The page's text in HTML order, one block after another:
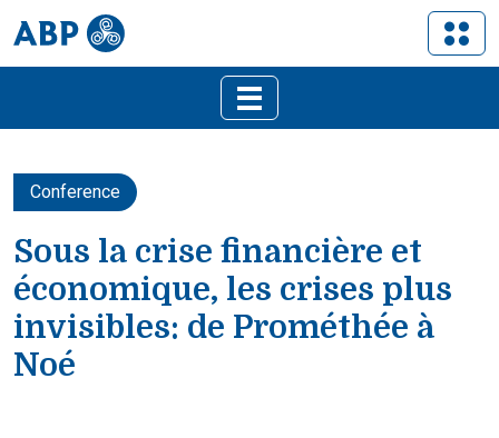
Conference
Sous la crise financière et
économique, les crises plus
invisibles: de Prométhée à
Noé